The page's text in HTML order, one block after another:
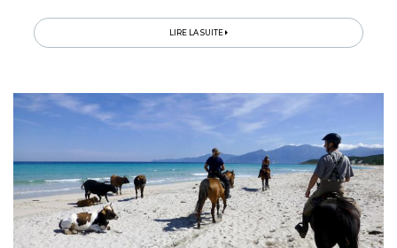
Guadeloupe m’a totalement charmée.
LIRE LA SUITE